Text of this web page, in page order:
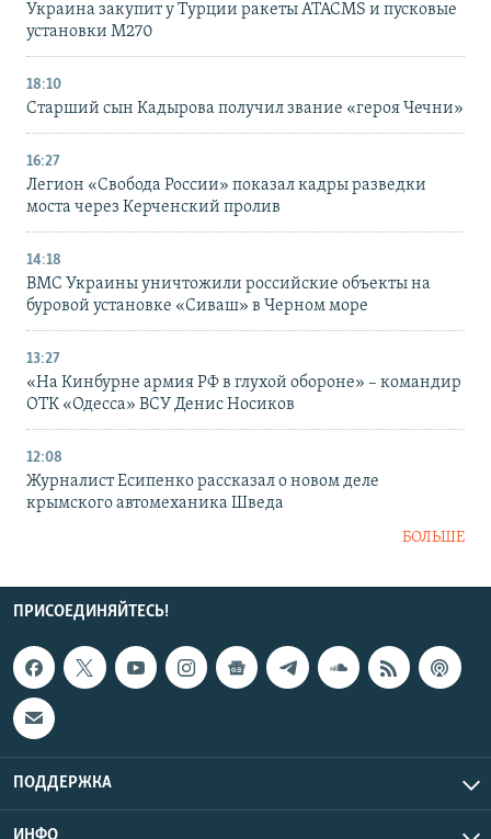
Украина закупит у Турции ракеты ATACMS и пусковые
установки M270
18:10
Старший сын Кадырова получил звание «героя Чечни»
16:27
Легион «Свобода России» показал кадры разведки
моста через Керченский пролив
14:18
ВМС Украины уничтожили российские объекты на
буровой установке «Сиваш» в Черном море
13:27
«На Кинбурне армия РФ в глухой обороне» – командир
ОТК «Одесса» ВСУ Денис Носиков
12:08
Журналист Есипенко рассказал о новом деле
крымского автомеханика Шведа
БОЛЬШЕ
ПРИСОЕДИНЯЙТЕСЬ!
ПОДДЕРЖКА